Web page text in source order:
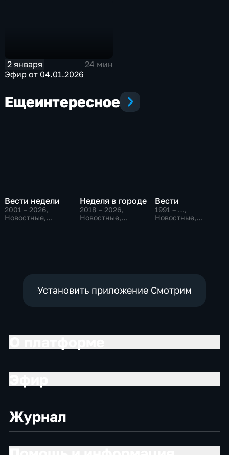
2 января
24 мин
Эфир от 04.01.2026
Ещеинтересное
Вести недели
2001 – 2026,
Новостные,
Неделя в городе
2018 – 2026,
Новостные,
Вести
1991 – …,
Новостные,
Установить приложение Смотрим
Журнал